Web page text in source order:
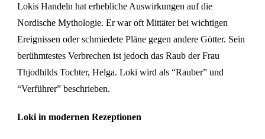
Lokis Handeln hat erhebliche Auswirkungen auf die
Nordische Mythologie. Er war oft Mittäter bei wichtigen
Ereignissen oder schmiedete Pläne gegen andere Götter. Sein
berühmtestes Verbrechen ist jedoch das Raub der Frau
Thjodhilds Tochter, Helga. Loki wird als “Rauber” und
“Verführer” beschrieben.
Loki in modernen Rezeptionen